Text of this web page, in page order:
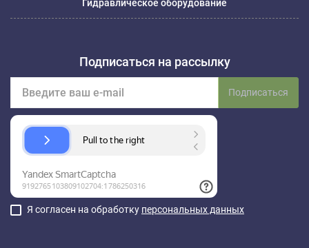
Гидравлическое оборудование
Подписаться на рассылку
Подписаться
Я согласен на обработку персональных данных